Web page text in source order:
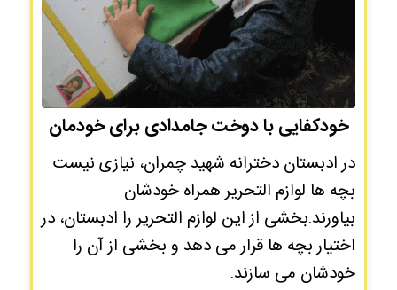
خودکفایی با دوخت جامدادی برای خودمان
در ادبستان دخترانه شهید چمران، نیازی نیست
بچه ها لوازم التحریر همراه خودشان
بیاورند.بخشی از این لوازم التحریر را ادبستان، در
اختیار بچه ها قرار می دهد و بخشی از آن را
خودشان می سازند.